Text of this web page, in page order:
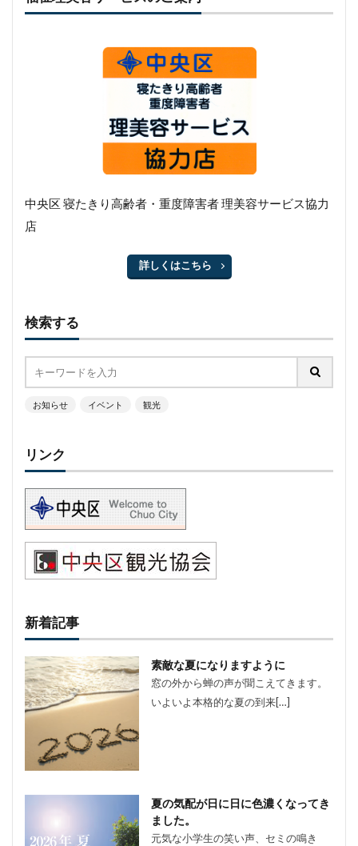
中央区 寝たきり高齢者・重度障害者 理美容サービス協力
店
詳しくはこちら
検索する
お知らせ イベント 観光
リンク
新着記事
素敵な夏になりますように
窓の外から蝉の声が聞こえてきます。
いよいよ本格的な夏の到来[…]
夏の気配が日に日に色濃くなってき
ました。
元気な小学生の笑い声、セミの鳴き